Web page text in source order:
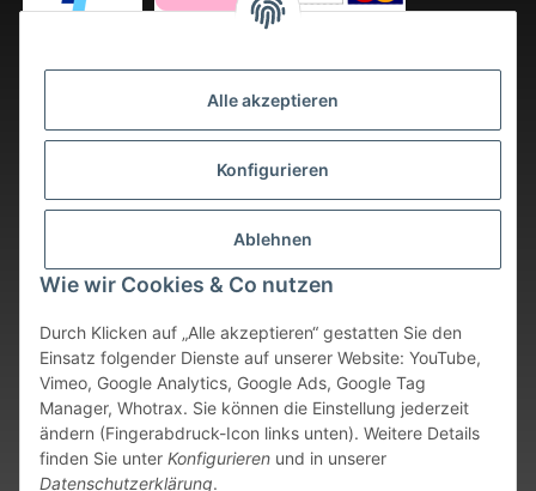
Alle akzeptieren
Konfigurieren
Ablehnen
Wie wir Cookies & Co nutzen
Durch Klicken auf „Alle akzeptieren“ gestatten Sie den
Einsatz folgender Dienste auf unserer Website: YouTube,
Vimeo, Google Analytics, Google Ads, Google Tag
Manager, Whotrax. Sie können die Einstellung jederzeit
ändern (Fingerabdruck-Icon links unten). Weitere Details
finden Sie unter Konfigurieren und in unserer
Datenschutzerklärung.
Vertrag widerrufen
* Alle Preise inkl. gesetzlicher USt., zzgl. Versand
. Bei sofort
verfügbaren Artikeln erfolgt der Versand innerhalb von 24